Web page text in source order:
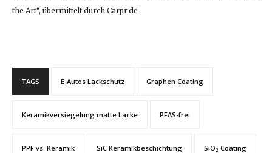
the Art“, übermittelt durch Carpr.de
TAGS E-Autos Lackschutz Graphen Coating
Keramikversiegelung matte Lacke PFAS-frei
PPF vs. Keramik SiC Keramikbeschichtung SiO₂ Coating